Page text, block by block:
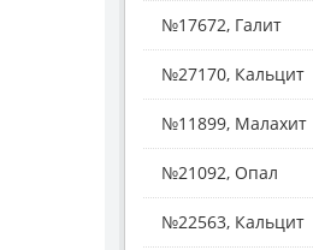
№17672, Галит
№27170, Кальцит
№11899, Малахит
№21092, Опал
№22563, Кальцит